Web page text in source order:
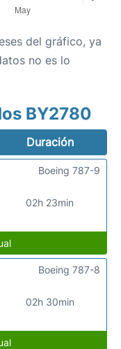
del gráfico, ya
no es lo
BY2780
Duración
02h 23min
Boeing 787-9
02h 30min
Boeing 787-8